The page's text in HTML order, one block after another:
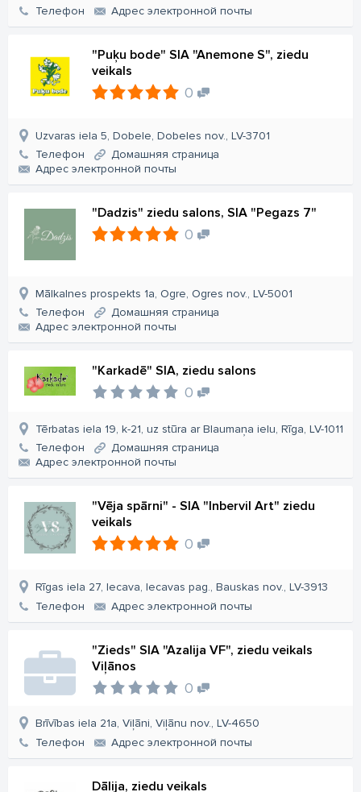
Телефон
Aдрес электронной почты
"Puķu bode" SIA "Anemone S", ziedu
veikals
0
Uzvaras iela 5, Dobele, Dobeles nov., LV-3701
Телефон
Домашняя страница
Aдрес электронной почты
"Dadzis" ziedu salons, SIA "Pegazs 7"
0
Mālkalnes prospekts 1a, Ogre, Ogres nov., LV-5001
Телефон
Домашняя страница
Aдрес электронной почты
"Karkadē" SIA, ziedu salons
0
Tērbatas iela 19, k-21, uz stūra ar Blaumaņa ielu, Rīga, LV-1011
Телефон
Домашняя страница
Aдрес электронной почты
"Vēja spārni" - SIA "Inbervil Art" ziedu
veikals
0
Rīgas iela 27, Iecava, Iecavas pag., Bauskas nov., LV-3913
Телефон
Aдрес электронной почты
"Zieds" SIA "Azalija VF", ziedu veikals
Viļānos
0
Brīvības iela 21a, Viļāni, Viļānu nov., LV-4650
Телефон
Aдрес электронной почты
Dālija, ziedu veikals